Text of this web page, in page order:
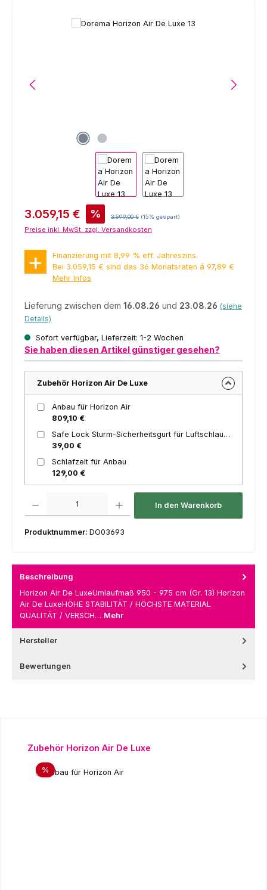
Bildergalerie überspringen
Verkaufspreis:
3.059,15 € % Regulärer Preis:
3.599,00 € (15% gespart)
Preise inkl. MwSt. zzgl. Versandkosten
Finanzierung mit 8,99 % eff. Jahreszins.
Bei 3.059,15 € sind das 36 Monatsraten á 97,89 €
Mehr Infos
Lieferung zwischen dem 16.08.26 und 23.08.26 (siehe
Details)
Sofort verfügbar, Lieferzeit: 1-2 Wochen
Sie haben diesen Artikel günstiger gesehen?
Zubehör Horizon Air De Luxe
Anbau für Horizon Air
809,10 €
Safe Lock Sturm-Sicherheitsgurt für Luftschlauchzelte 3er-Set
39,00 €
Schlafzelt für Anbau
129,00 €
In den Warenkorb
Produktnummer: DO03693
Beschreibung
Horizon Air De LuxeUmlaufmaß 950 - 975 cm (Gr. 13) Horizon
Air De LuxeHÖHE STABILITÄT / HÖCHSTE MATERIAL
QUALITÄT / VERSCH… Mehr
Hersteller
Bewertungen
Produktgalerie überspringen
Zubehör Horizon Air De Luxe
Rabatt
%